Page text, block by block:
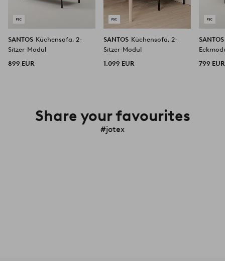
SANTOS Küchensofa, 2-
Sitzer-Modul
899 EUR
SANTOS Küchensofa, 2-
Sitzer-Modul
1.099 EUR
799 EUR
Share your favourites
#jotex